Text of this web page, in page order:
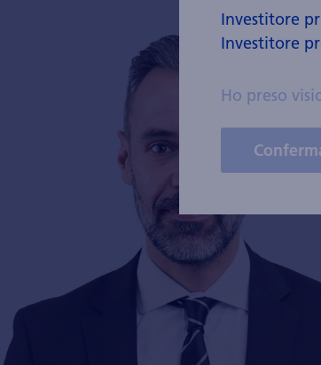
Investitore
Investitore
Ho preso